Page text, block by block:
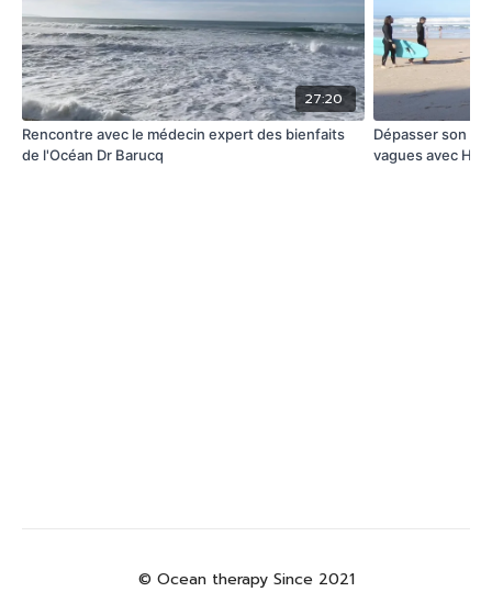
27:20
Rencontre avec le médecin expert des bienfaits
de l'Océan Dr Barucq
Dépasser son
vagues avec
© Ocean therapy Since 2021